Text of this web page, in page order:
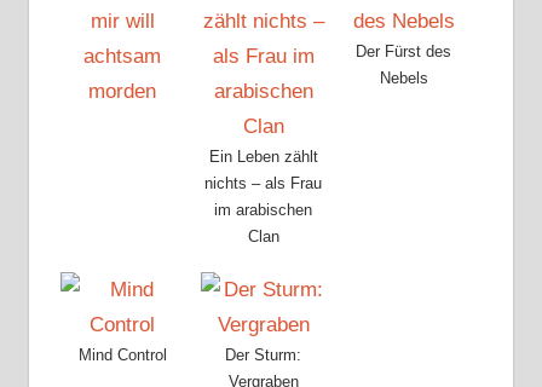
Ein Leben zählt
nichts – als Frau
im arabischen
Clan
Der Fürst des
Nebels
Mind Control
Der Sturm:
Vergraben